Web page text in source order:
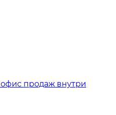
офис продаж внутри